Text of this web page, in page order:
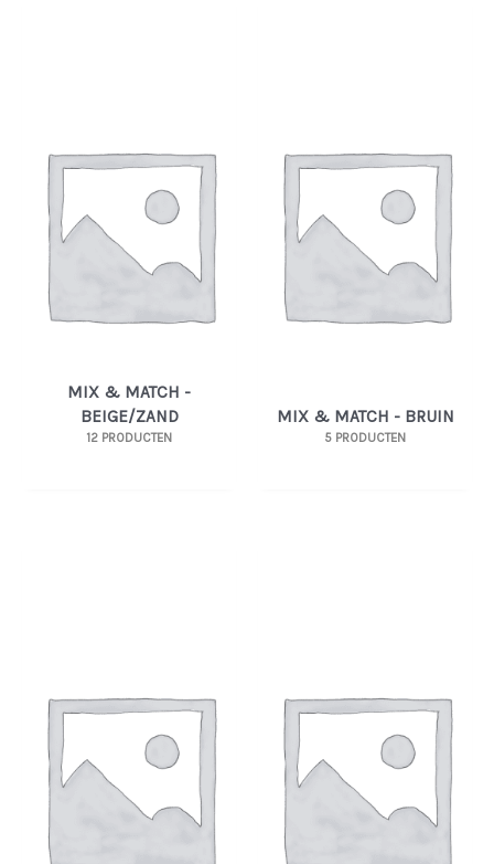
MIX & MATCH -
BEIGE/ZAND
12 PRODUCTEN
MIX & MATCH - BRUIN
5 PRODUCTEN